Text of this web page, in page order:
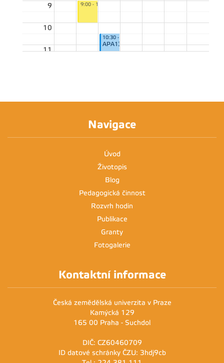
9
10
11
15
9:00 - 10:00
10:30 - 12:00
APA13E
Navigace
Úvod
Životopis
Blog
Pedagogická činnost
Rozvrh hodin
Publikace
Granty
Fotogalerie
Kontaktní informace
Česká zemědělská univerzita v Praze
Kamýcká 129
165 00 Praha - Suchdol
DIČ: CZ60460709
ID datové schránky ČZU: 3hdj9cb